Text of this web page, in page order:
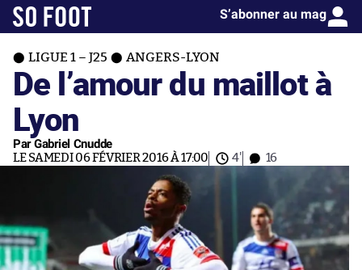
S’abonner au mag
LIGUE 1 – J25 ANGERS-LYON
De l’amour du maillot à
Lyon
Par Gabriel Cnudde
LE SAMEDI 06 FÉVRIER 2016 À 17:00 4' 16